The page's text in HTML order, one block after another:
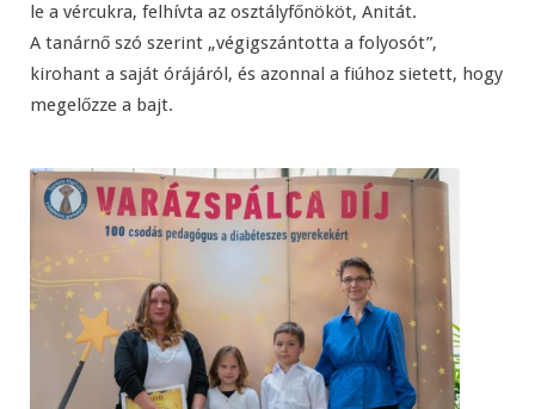
le a vércukra, felhívta az osztályfőnököt, Anitát.
A tanárnő szó szerint „végigszántotta a folyosót”,
kirohant a saját órájáról, és azonnal a fiúhoz sietett, hogy
megelőzze a bajt.